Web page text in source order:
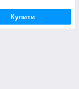
Купити